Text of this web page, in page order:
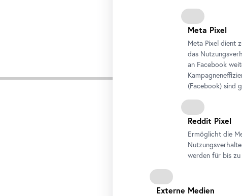
Video
Meta Pixel
Meta Pixel dient
das
an Facebook
(Facebook) sind
Reddit Pixel
Ermöglicht die
werden für bis
Externe Medien